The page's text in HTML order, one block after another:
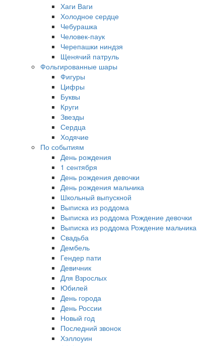
Хаги Ваги
Холодное сердце
Чебурашка
Человек-паук
Черепашки ниндзя
Щенячий патруль
Фольгированные шары
Фигуры
Цифры
Буквы
Круги
Звезды
Сердца
Ходячие
По событиям
День рождения
1 сентября
День рождения девочки
День рождения мальчика
Школьный выпускной
Выписка из роддома
Выписка из роддома Рождение девочки
Выписка из роддома Рождение мальчика
Свадьба
Дембель
Гендер пати
Девичник
Для Взрослых
Юбилей
День города
День России
Новый год
Последний звонок
Хэллоуин